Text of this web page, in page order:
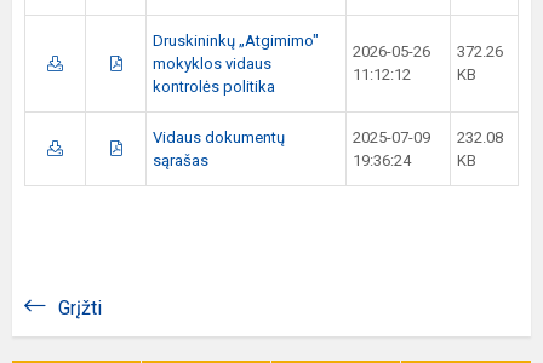
Druskininkų „Atgimimo"
mokyklos vidaus
kontrolės politika
2026-05-26
11:12:12
372.26
KB
Vidaus dokumentų
sąrašas
2025-07-09
19:36:24
232.08
KB
Grįžti